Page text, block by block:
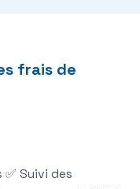
frais de
✅ Suivi des